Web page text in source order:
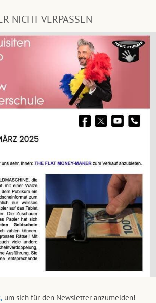
NICHT VERPASSEN
um sich für den Newsletter anzumelden!